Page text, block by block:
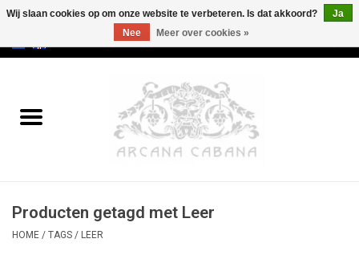
Oud & Zeldzaam
Erotica
Producten getagd met Leer
HOME / TAGS / LEER
Wij slaan cookies op om onze website te verbeteren. Is dat akkoord?
Ja
Nee
Meer over cookies »